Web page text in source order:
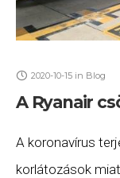
2020-10-15 in Blog
A Ryanair
A koronavírus
korlátozások